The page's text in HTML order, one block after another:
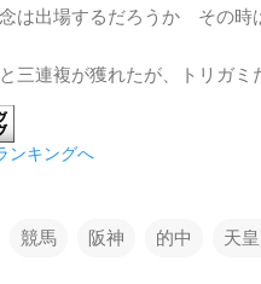
は出場するだろうか その時
三連複が獲れたが、トリガミ
ンキングへ
競馬 阪神 的中 天皇